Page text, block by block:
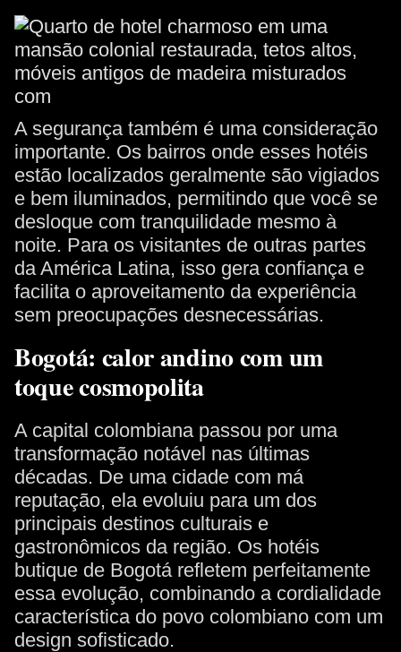
A segurança também é uma consideração
importante. Os bairros onde esses hotéis
estão localizados geralmente são vigiados
e bem iluminados, permitindo que você se
desloque com tranquilidade mesmo à
noite. Para os visitantes de outras partes
da América Latina, isso gera confiança e
facilita o aproveitamento da experiência
sem preocupações desnecessárias.
Bogotá: calor andino com um
toque cosmopolita
A capital colombiana passou por uma
transformação notável nas últimas
décadas. De uma cidade com má
reputação, ela evoluiu para um dos
principais destinos culturais e
gastronômicos da região. Os hotéis
butique de Bogotá refletem perfeitamente
essa evolução, combinando a cordialidade
característica do povo colombiano com um
design sofisticado.